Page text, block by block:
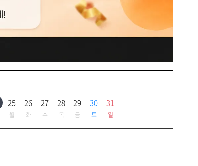
25
월
26
화
27
수
28
목
29
금
30
토
31
일